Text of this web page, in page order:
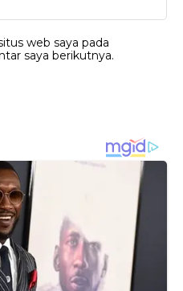
web saya pada
saya berikutnya.